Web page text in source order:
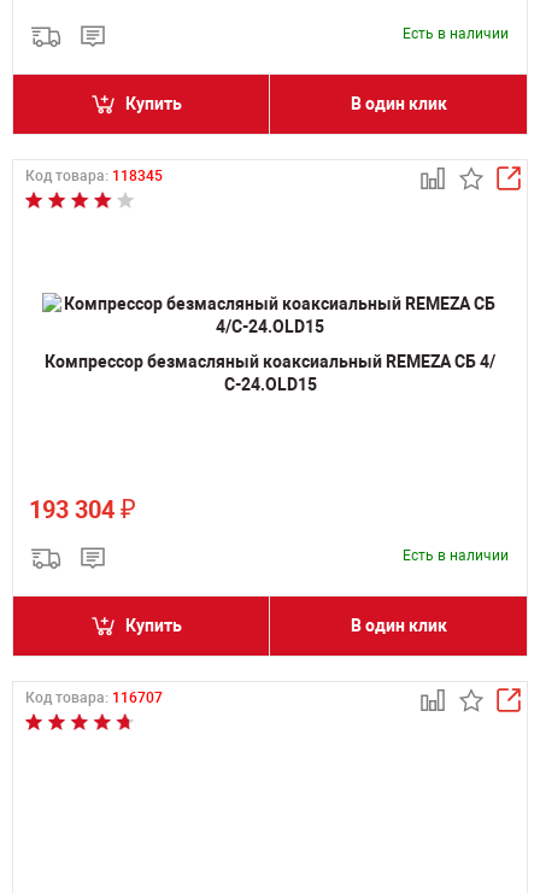
Есть в наличии
Купить В один клик
Код товара: 118345
Компрессор безмасляный коаксиальный REMEZA СБ 4/
С-24.OLD15
193 304 ₽
Есть в наличии
Купить В один клик
Код товара: 116707